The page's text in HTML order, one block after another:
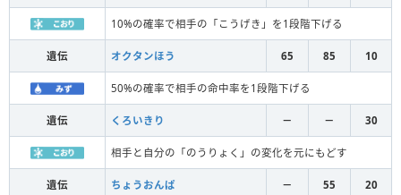
10%の確率で相手の「こうげき」を1段階下げる
遺伝 オクタンほう 65 85 10
50%の確率で相手の命中率を1段階下げる
遺伝 くろいきり － － 30
相手と自分の「のうりょく」の変化を元にもどす
遺伝 ちょうおんぱ － 55 20